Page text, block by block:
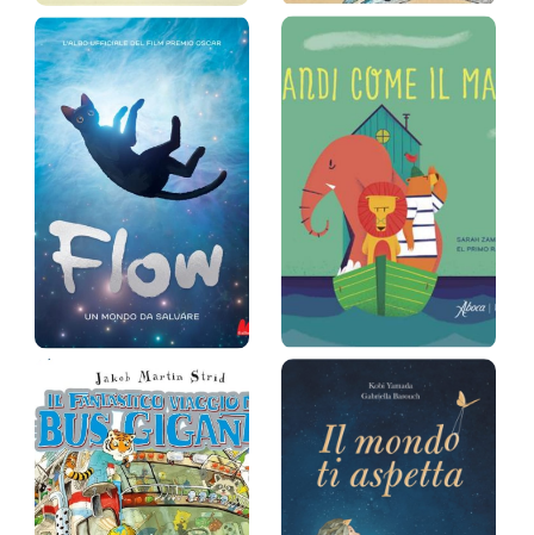
Ci sono gli orsi
in Afri…
Satomi Ichikawa
Prezzo:12,5 €
Con le ali
Roberta Angeletti
Prezzo:17 €
Flow. Un mondo
da salvare
Gints Zilbalodis
Prezzo:17 €
Grandi come il
mare
Sarah Zambello, El
primo Ramón
Prezzo: 18 €